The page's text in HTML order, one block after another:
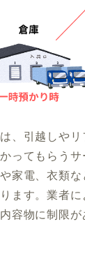
、引越しやリ
ってもらう
家電、衣類な
ます。業者に
容物に制限が